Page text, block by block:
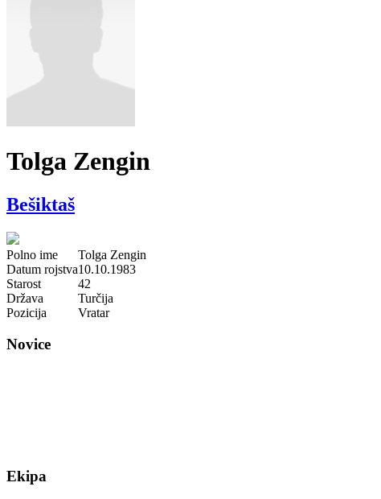
Tolga Zengin
Bešiktaš
Polno ime
Tolga Zengin
Datum rojstva10.10.1983
Starost
42
Država
Turčija
Pozicija
Vratar
Novice
Ekipa